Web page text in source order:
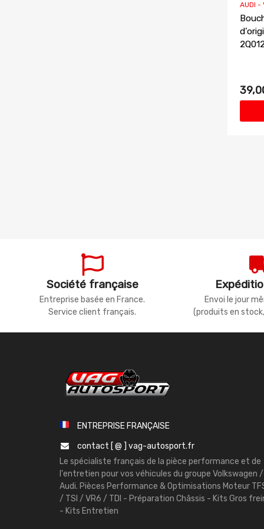
AUDI -
Société française
Entreprise basée en France.
Service client français.
Envoi le jour
(produits en
ENTREPRISE FRANÇAISE
contact [ @ ] vag-autosport.fr
Le spécialiste français de la pièce performance et de
l'entretien pour vos véhicules du groupe Volkswagen /
Audi. Pièces Performance & Optimisations Moteur
/ TSI / VR6 / TDI - Préparation Châssis - Kits Gros
- Kits Entretien